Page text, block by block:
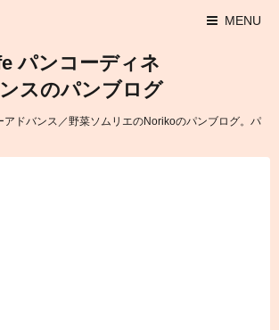
MENU
アドバンス／野菜ソムリエのNorikoのパンブログ。パ